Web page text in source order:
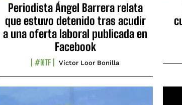
Periodista Ángel Barrera relata
que estuvo detenido tras acudir
a una oferta laboral publicada en
Facebook
#NTF Víctor Loor Bonilla